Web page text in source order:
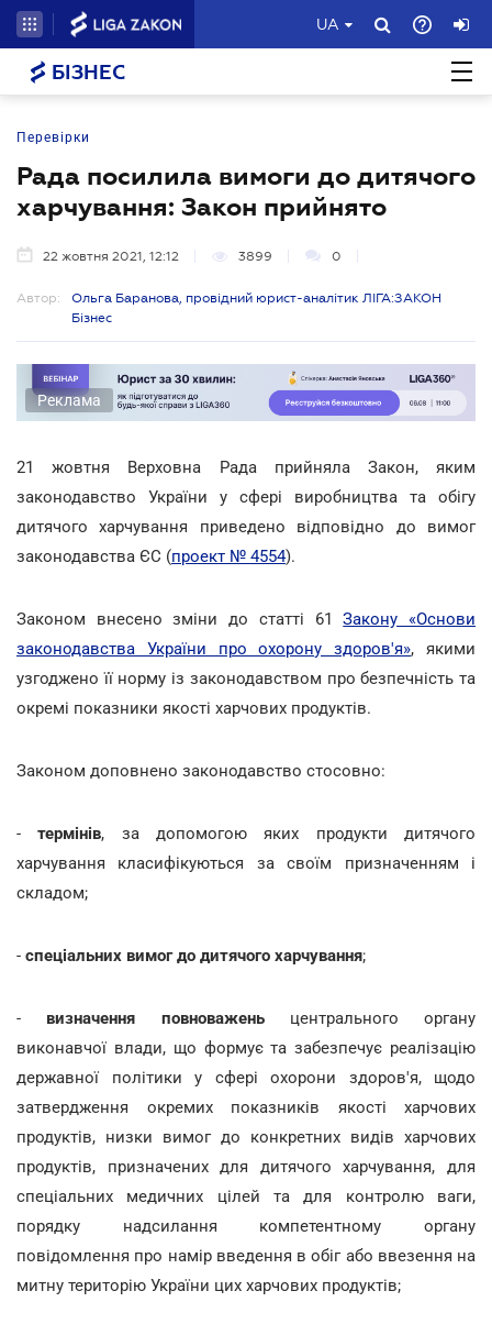
UA
БІЗНЕС
Перевірки
Рада посилила вимоги до дитячого
харчування: Закон прийнято
22 жовтня 2021, 12:12 3899 0
Автор:
Ольга Баранова, провідний юрист-аналітик ЛІГА:ЗАКОН
Бізнес
Реклама
21 жовтня Верховна Рада прийняла Закон, яким
законодавство України у сфері виробництва та обігу
дитячого харчування приведено відповідно до вимог
законодавства ЄС (проект № 4554).
Законом внесено зміни до статті 61Закону «Основи
законодавства України про охорону здоров'я», якими
узгоджено її норму із законодавством про безпечність та
окремі показники якості харчових продуктів.
Законом доповнено законодавство стосовно:
-термінів, за допомогою яких продукти дитячого
харчування класифікуються за своїм призначенням і
складом;
- спеціальних вимог до дитячого харчування;
- визначення повноважень центрального органу
виконавчої влади, що формує та забезпечує реалізацію
державної політики у сфері охорони здоров'я, щодо
затвердження окремих показників якості харчових
продуктів, низки вимог до конкретних видів харчових
продуктів, призначених для дитячого харчування, для
спеціальних медичних цілей та для контролю ваги,
порядку надсилання компетентному органу
повідомлення про намір введення в обіг або ввезення на
митну територію України цих харчових продуктів;